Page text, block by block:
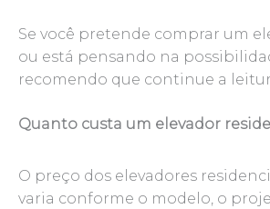
Se você pretende comprar um
ou está pensando na
recomendo que continue a
Quanto custa um elevador
O preço dos elevadores
varia conforme o modelo, o